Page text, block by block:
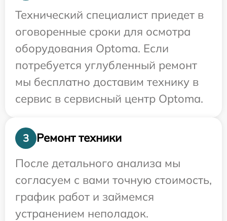
Технический специалист приедет в
оговоренные сроки для осмотра
оборудования Optoma. Если
потребуется углубленный ремонт
мы бесплатно доставим технику в
сервис в сервисный центр Optoma.
3
Ремонт техники
После детального анализа мы
согласуем с вами точную стоимость,
график работ и займемся
устранением неполадок.